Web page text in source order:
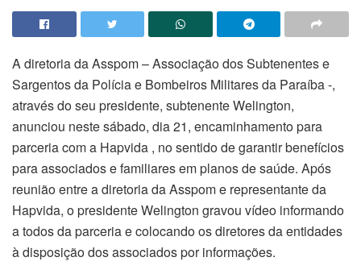
A diretoria da Asspom – Associação dos Subtenentes e
Sargentos da Polícia e Bombeiros Militares da Paraíba -,
através do seu presidente, subtenente Welington,
anunciou neste sábado, dia 21, encaminhamento para
parceria com a Hapvida , no sentido de garantir benefícios
para associados e familiares em planos de saúde. Após
reunião entre a diretoria da Asspom e representante da
Hapvida, o presidente Welington gravou vídeo informando
a todos da parceria e colocando os diretores da entidades
à disposição dos associados por informações.